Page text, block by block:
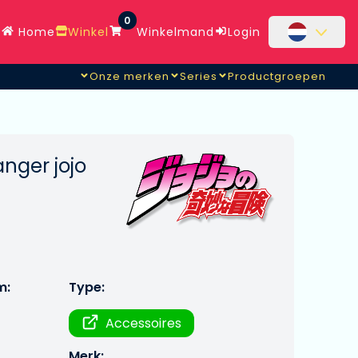
Home Winkel
0
Winkelmand Login
Onze merken Series Productgroepen
jojo
Type:
Accessoires